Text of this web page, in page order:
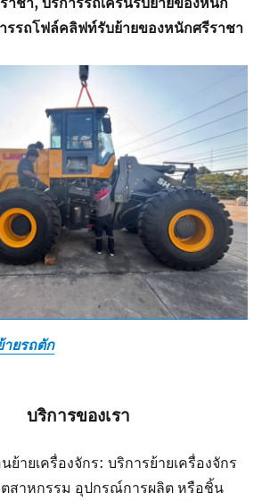
รรถโฟล์คลิฟท์รับย้ายของหนักศรีราชา
ยรถตัก
บริการของเรา
ย้ายเครื่องจักร: บริการย้ายเครื่องจักร
ตสาหกรรม อุปกรณ์การผลิต หรือชิ้น